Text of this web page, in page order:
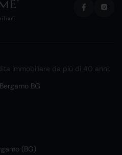
immobiliare da più di 40 anni.
BG
(BG)